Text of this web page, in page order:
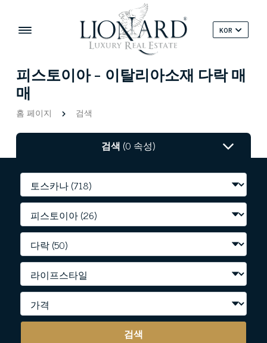
KOR
피스토이아 - 이탈리아소재 다락 매
매
홈 페이지 검색
검색 (0 속성)
검색